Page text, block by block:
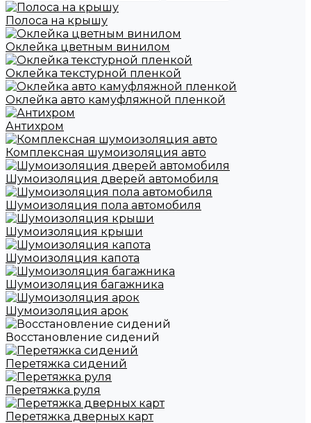
Полоса на крышу
Оклейка цветным винилом
Оклейка текстурной пленкой
Оклейка авто камуфляжной пленкой
Антихром
Комплексная шумоизоляция авто
Шумоизоляция дверей автомобиля
Шумоизоляция пола автомобиля
Шумоизоляция крыши
Шумоизоляция капота
Шумоизоляция багажника
Шумоизоляция арок
Восстановление сидений
Перетяжка сидений
Перетяжка руля
Перетяжка дверных карт